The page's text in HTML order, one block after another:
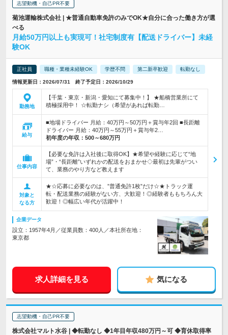
志望動機・自己PR不要
菊池運輸株式会社 | ★普通自動車免許のみでOK★自分に合った働き方が選
べる
月給50万円以上も実現可！社宅制度有【配送ドライバー】未経
験OK
正社員 職種・業種未経験OK 学歴不問 第二新卒歓迎 転勤なし
情報更新日：2026/07/31 終了予定日：2026/10/29
勤務地
【千葉・東京・新潟・愛知にて募集中！】 ★船橋営業所にて
積極採用中！ ☆転勤ナシ（希望があれば転勤…
給与
■地場ドライバー 月給：40万円～50万円＋賞与年2回 ■長距離
ドライバー 月給：40万円～55万円＋賞与年2…
初年度の年収： 500～680万円
仕事内容
【必要な免許は入社後に取得OK】★希望や経験に応じて“地
場”・“長距離”いずれかの配送をおまかせ◇最初は先輩がつい
て、業務のやり方など教えます
対象と
なる方
★☆応募に必要なのは、”普通免許1枚”だけ☆★トラック運
転・配送業務の経験がない方、大歓迎！◎経験者ももちろん大
歓迎！◎幅広い年代が活躍中！
企業データ
設立：1957年4月／従業員数：400人／本社所在地：
東京都
求人詳細を見る 気になる
志望動機・自己PR不要
株式会社マルト水谷 | ◆転勤なし ◆1年目年収480万円～可 ◆育休取得率